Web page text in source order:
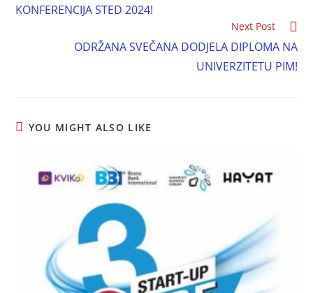
KONFERENCIJA STED 2024!
Next Post
ODRŽANA SVEČANA DODJELA DIPLOMA NA
UNIVERZITETU PIM!
YOU MIGHT ALSO LIKE